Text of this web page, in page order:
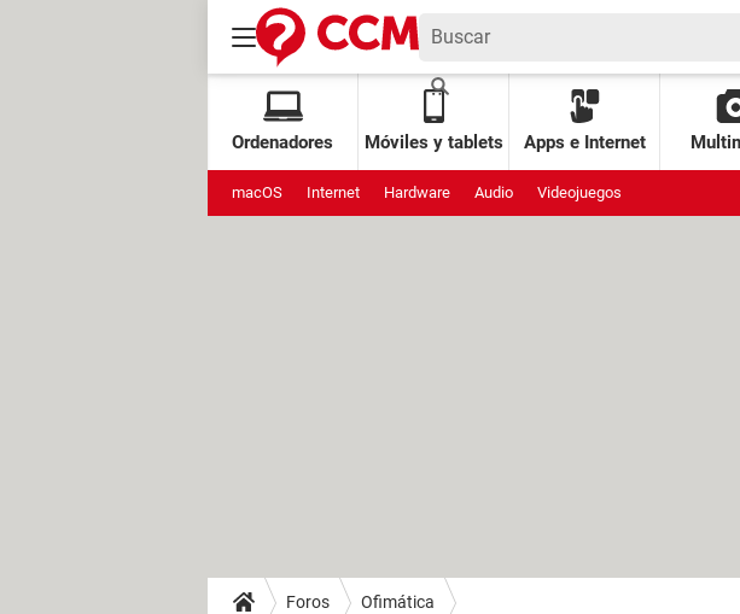
Ordenadores Móviles y tablets Apps e Internet
macOS Internet Hardware Audio Videojuegos
Foros Ofimática